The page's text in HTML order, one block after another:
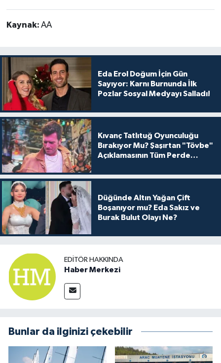
Kaynak: AA
Eda Erol Doğum İçin Gün
Sayıyor: Karnı Burnunda İlk
Pozlar Sosyal Medyayı Salladı!
Kıvanç Tatlıtuğ Oyunculuğu
Bırakıyor Mu? Şaşırtan "Tövbe"
Açıklamasının Tüm Perde
Düğünde Altın Yağan Çift
Boşanıyor mu? Eda Sakız ve
Burak Bulut Olayı Ne?
EDITÖR HAKKINDA
Haber Merkezi
Bunlar da ilginizi çekebilir